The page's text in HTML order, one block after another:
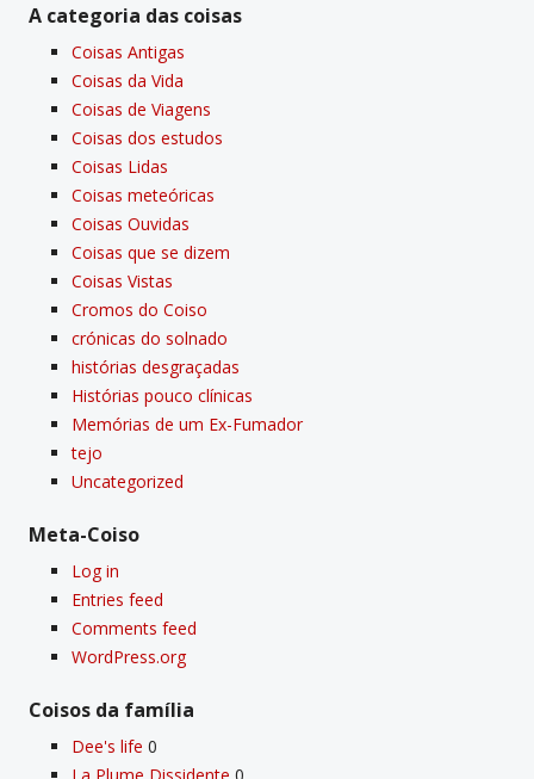
A categoria das coisas
Coisas Antigas
Coisas da Vida
Coisas de Viagens
Coisas dos estudos
Coisas Lidas
Coisas meteóricas
Coisas Ouvidas
Coisas que se dizem
Coisas Vistas
Cromos do Coiso
crónicas do solnado
histórias desgraçadas
Histórias pouco clí­nicas
Memórias de um Ex-Fumador
tejo
Uncategorized
Meta-Coiso
Log in
Entries feed
Comments feed
WordPress.org
Coisos da famí­lia
Dee's life 0